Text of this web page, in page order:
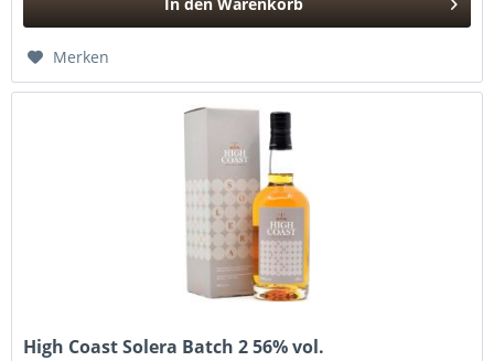
Merken
High Coast Solera Batch 2 56% vol.